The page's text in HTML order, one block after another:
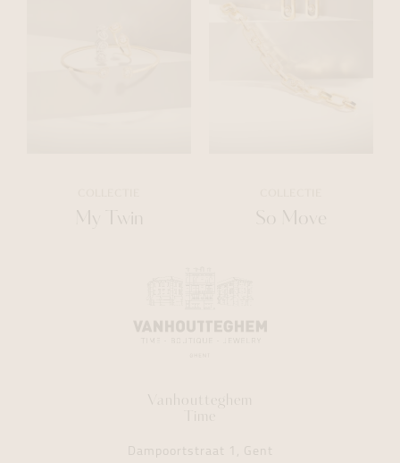
My Twin So Move
Vanhoutteghem
Time
Dampoortstraat 1, Gent